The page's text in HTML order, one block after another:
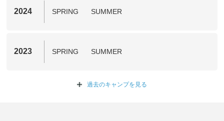
2024 SPRING SUMMER
2023 SPRING SUMMER
過去のキャンプを 見る